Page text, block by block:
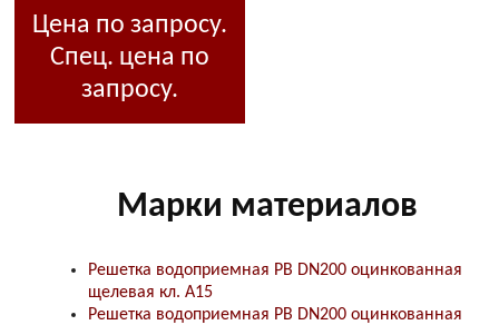
Цена по запросу.
Спец. цена по
запросу.
Марки материалов
Решетка водоприемная РВ DN200 оцинкованная
щелевая кл. А15
Решетка водоприемная РВ DN200 оцинкованная